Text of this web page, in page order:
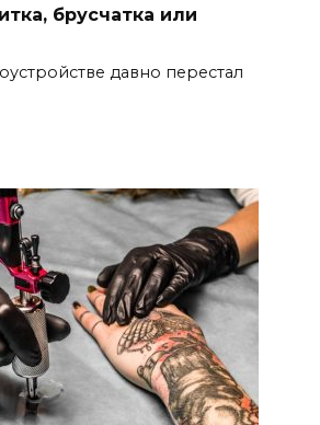
брусчатка или
давно перестал